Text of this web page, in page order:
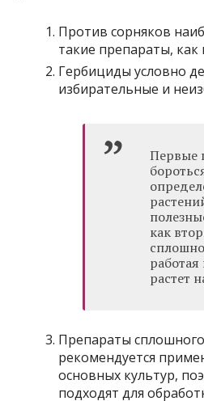
Против сорняков
такие препараты, как
Гербициды условно
избирательные и
Первые
как
работая
растет
Препараты
рекомендуется
основных культур,
подходят для